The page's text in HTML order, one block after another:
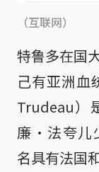
（互联网）
特鲁多在国
己有亚洲血
Trudeau）
廉·法夸儿
名具有法国